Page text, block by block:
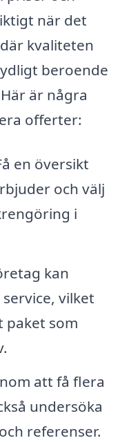
när det
kvaliteten
beroende
är några
offerter:
en översikt
och välj
i
kan
vilket
paket som
att få flera
undersöka
referenser.